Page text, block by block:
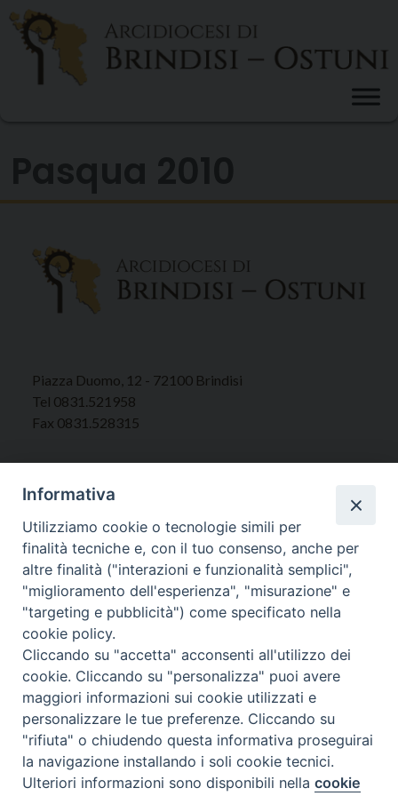
Skip
content
Piazza Duomo, 12 - 72100 Brindisi
Tel 0831.521958
Fax 0831.528315
Mar. / Mer. / Giov. ore 9 - 13
nei mesi estivi solo Martedì ore 9 - 13
WebMail
Copyright © Arcidiocesi di Brindisi – Ostuni
Preferenze Cookie
Informativa
Utilizziamo cookie o tecnologie simili per
finalità tecniche e, con il tuo consenso, anche per
altre finalità ("interazioni e funzionalità semplici",
"miglioramento dell'esperienza", "misurazione" e
"targeting e pubblicità") come specificato nella
cookie policy.
Cliccando su "accetta" acconsenti all'utilizzo dei
cookie. Cliccando su "personalizza" puoi avere
maggiori informazioni sui cookie utilizzati e
personalizzare le tue preferenze. Cliccando su
"rifiuta" o chiudendo questa informativa proseguirai
la navigazione installando i soli cookie tecnici.
Ulteriori informazioni sono disponibili nellacookie